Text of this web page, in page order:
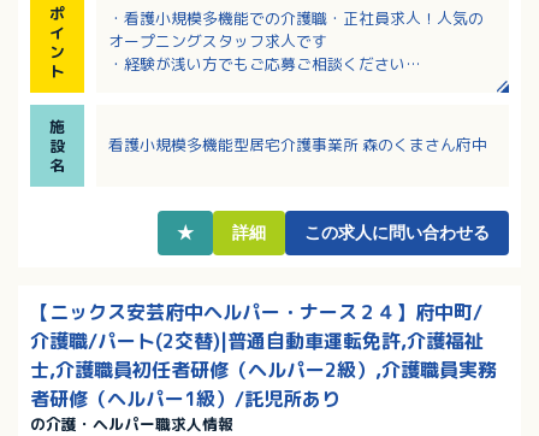
ポ
イ
ン
ト
・看護小規模多機能での介護職・正社員求人！人気の
オープニングスタッフ求人です
・経験が浅い方でもご応募ご相談ください
看護休暇取得実績あり！長く働き続けられる環境です
施
設
名
看護小規模多機能型居宅介護事業所 森のくまさん府中
★ 詳細 この求人に問い合わせる
【ニックス安芸府中ヘルパー・ナース２４】府中町/
介護職/パート(2交替)|普通自動車運転免許,介護福祉
士,介護職員初任者研修（ヘルパー2級）,介護職員実務
者研修（ヘルパー1級）/託児所あり
の介護・ヘルパー職求人情報